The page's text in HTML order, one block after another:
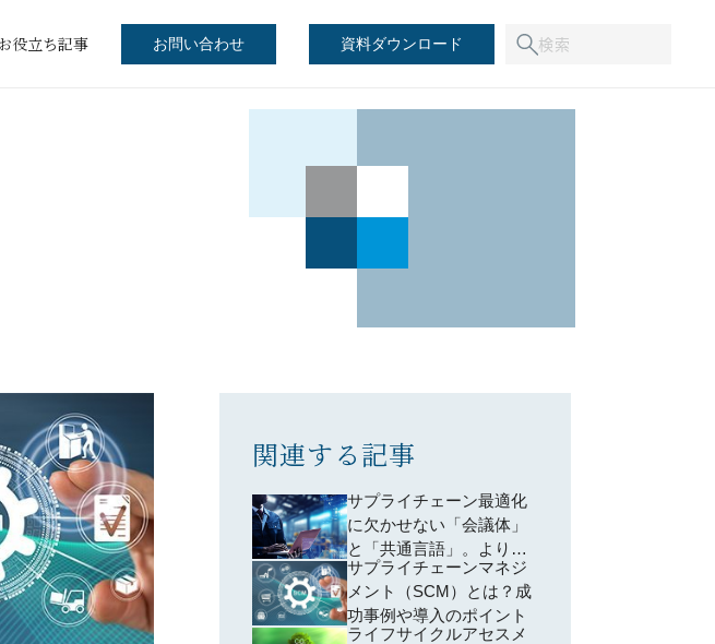
役立ち記事 お問い合わせ 資料ダウンロード
関連する記事
サプライチェーン最適化
に欠かせない「会議体」
と「共通言語」。より良
い収益体制を築くための
S&OP実践法
サプライチェーンマネジ
メント（SCM）とは？成
功事例や導入のポイント
ライフサイクルアセスメ